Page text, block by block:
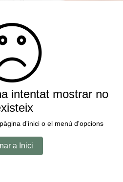
intentat mostrar no
d'inici o el menú d'opcions
a Inici